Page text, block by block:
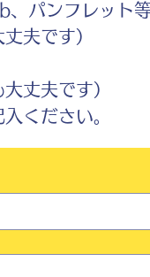
パンフレット等
夫です）
丈夫です）
ください。